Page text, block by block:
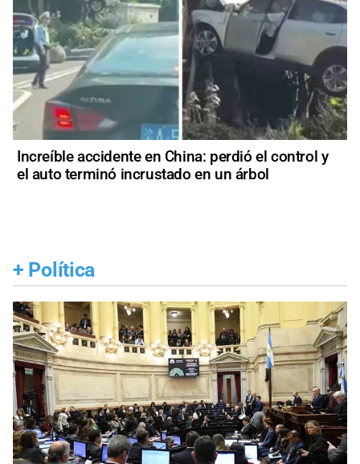
Increíble accidente en China: perdió el control y
el auto terminó incrustado en un árbol
+ Política